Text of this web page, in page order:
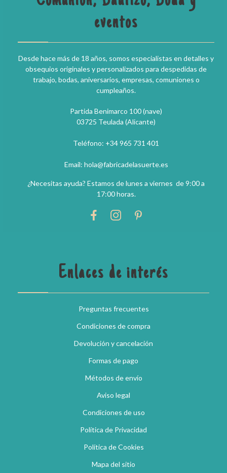
eventos
Desde hace más de 18 años, somos especialistas en detalles y
obsequios originales y personalizados para despedidas de
trabajo, bodas, aniversarios, empresas, comuniones o
cumpleaños.
Partida Benimarco 100 (nave)
03725 Teulada (Alicante)
Teléfono: +34 965 731 401
Email: hola@fabricadelasuerte.es
¿Necesitas ayuda? Estamos de lunes a viernes de 9:00 a
17:00 horas.
Enlaces de interés
Preguntas frecuentes
Condiciones de compra
Devolución y cancelación
Formas de pago
Métodos de envío
Aviso legal
Condiciones de uso
Política de Privacidad
Política de Cookies
Mapa del sitio